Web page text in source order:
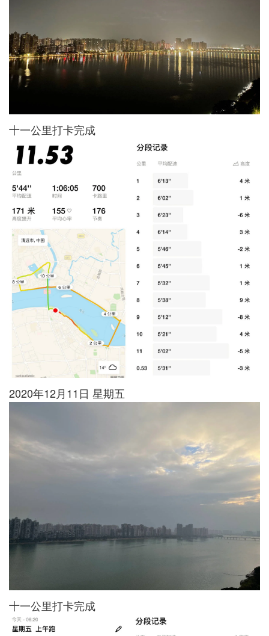
十一公里打卡完成
2020年12月11日 星期五
十一公里打卡完成